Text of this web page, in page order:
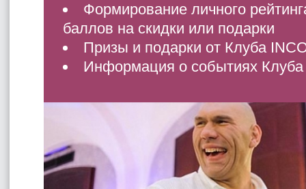
Формирование личного
баллов на скидки или подарки
Призы и подарки от Клуба
Информация о событиях